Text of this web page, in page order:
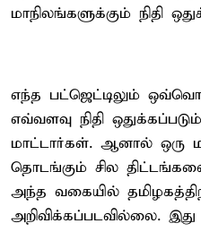
மாநிலங்களுக்கும் நிதி
எந்த பட்ஜெட்டிலும்
எவ்வளவு நிதி
மாட்டார்கள். ஆனால் ஒரு
தொடங்கும் சில
அந்த வகையில்
அறிவிக்கப்படவில்லை.